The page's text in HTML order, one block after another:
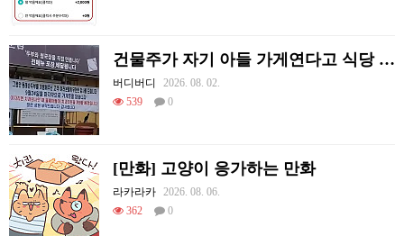
건물주가 자기 아들 가게연다고 식당 폐업시킴
버디버디
2026. 08. 02.
539
0
[만화] 고양이 응가하는 만화
라카라카 2026. 08. 06.
362
0